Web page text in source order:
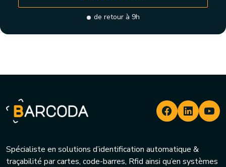
de retour à 9h
Spécialiste en solutions d’identification automatique &
traçabilité par cartes, code-barres, Rfid ainsi qu’en systèmes